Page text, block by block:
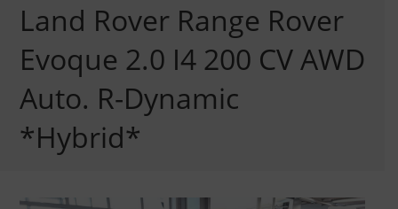
Land Rover Range Rover
Evoque 2.0 I4 200 CV AWD
Auto. R-Dynamic
*Hybrid*